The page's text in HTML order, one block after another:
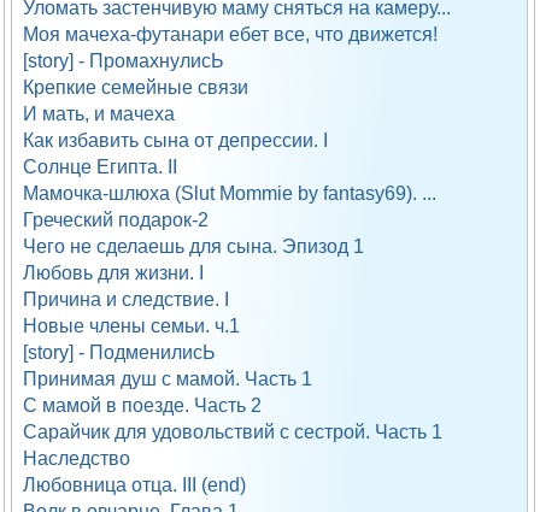
Уломать застенчивую маму сняться на камеру...
Моя мачеха-футанари ебет все, что движется!
[story] - ПромахнулисЬ
Крепкие семейные связи
И мать, и мачеха
Как избавить сына от депрессии. I
Солнце Египта. II
Мамочка-шлюха (Slut Mommie by fantasy69). ...
Греческий подарок-2
Чего не сделаешь для сына. Эпизод 1
Любовь для жизни. I
Причина и следствие. I
Новые члены семьи. ч.1
[story] - ПодменилисЬ
Принимая душ с мамой. Часть 1
С мамой в поезде. Часть 2
Сарайчик для удовольствий с сестрой. Часть 1
Наследство
Любовница отца. III (end)